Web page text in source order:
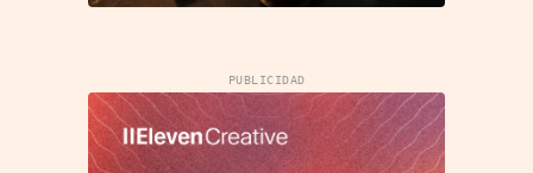
PUBLICIDAD